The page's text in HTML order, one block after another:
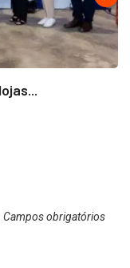
Campos obrigatórios